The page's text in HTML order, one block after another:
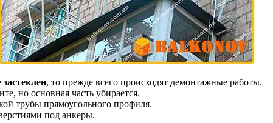
, то прежде всего происходят демонтажные работы.
но основная часть убирается.
трубы прямоугольного профиля.
под анкеры.